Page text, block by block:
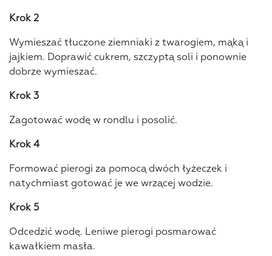
Krok 2
Wymieszać tłuczone ziemniaki z twarogiem, mąką i
jajkiem. Doprawić cukrem, szczyptą soli i ponownie
dobrze wymieszać.
Krok 3
Zagotować wodę w rondlu i posolić.
Krok 4
Formować pierogi za pomocą dwóch łyżeczek i
natychmiast gotować je we wrzącej wodzie.
Krok 5
Odcedzić wodę. Leniwe pierogi posmarować
kawałkiem masła.